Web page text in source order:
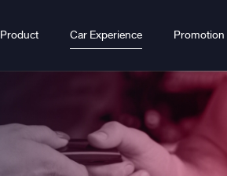
Product Car Experience Promotion